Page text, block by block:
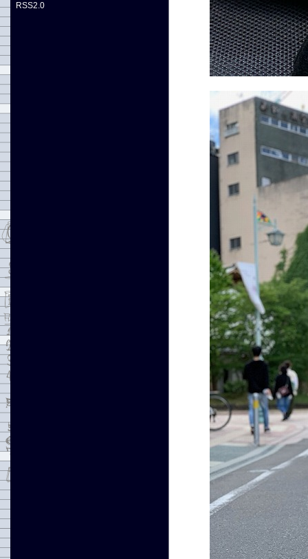
RSS2.0